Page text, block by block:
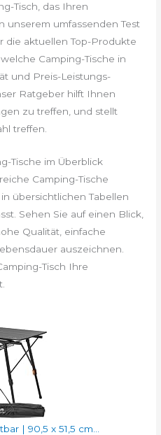
Tisch, das Ihren
unserem umfassenden Test
die aktuellen Top-Produkte
Camping-Tische in
und Preis-Leistungs-
Ratgeber hilft Ihnen
zu treffen, und stellt
treffen.
Tische im Überblick
Camping-Tische
übersichtlichen Tabellen
Sehen Sie auf einen Blick,
Qualität, einfache
auszeichnen.
Tisch Ihre
| 90,5 x 51,5 cm...